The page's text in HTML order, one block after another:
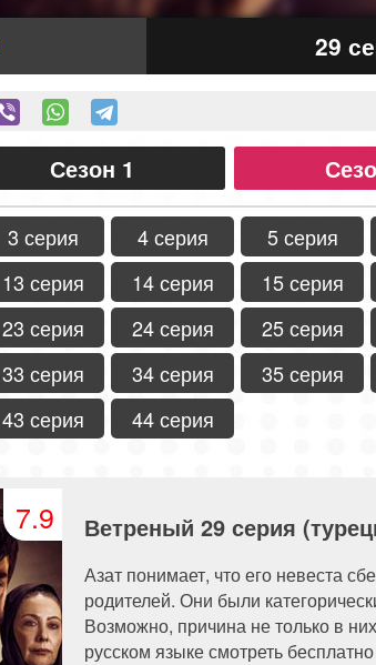
29
Сезон 1
3 серия 4 серия 5 серия
13 серия 14 серия 15 серия
23 серия 24 серия 25 серия
33 серия 34 серия 35 серия
43 серия 44 серия
7.9 Ветреный 29 серия
Азат понимает, что его невеста
родителей. Они были
Возможно, причина не только в
русском языке смотреть